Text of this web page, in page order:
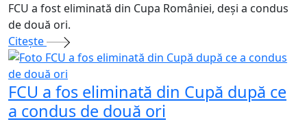
FCU a fost eliminată din Cupa României, deși a condus
de două ori.
Citeşte
FCU a fos eliminată din Cupă după ce
a condus de două ori